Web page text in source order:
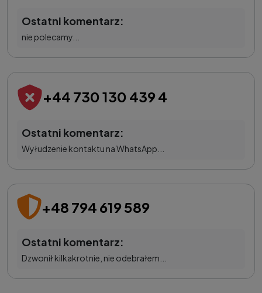
Ostatni komentarz:
nie polecamy...
+44 730 130 439 4
Ostatni komentarz:
Wyłudzenie kontaktu na WhatsApp...
+48 794 619 589
Ostatni komentarz:
Dzwonił kilkakrotnie, nie odebrałem...